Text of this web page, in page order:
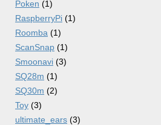
Poken (1)
RaspberryPi (1)
Roomba (1)
ScanSnap (1)
Smoonavi (3)
SQ28m (1)
SQ30m (2)
Toy (3)
ultimate_ears (3)